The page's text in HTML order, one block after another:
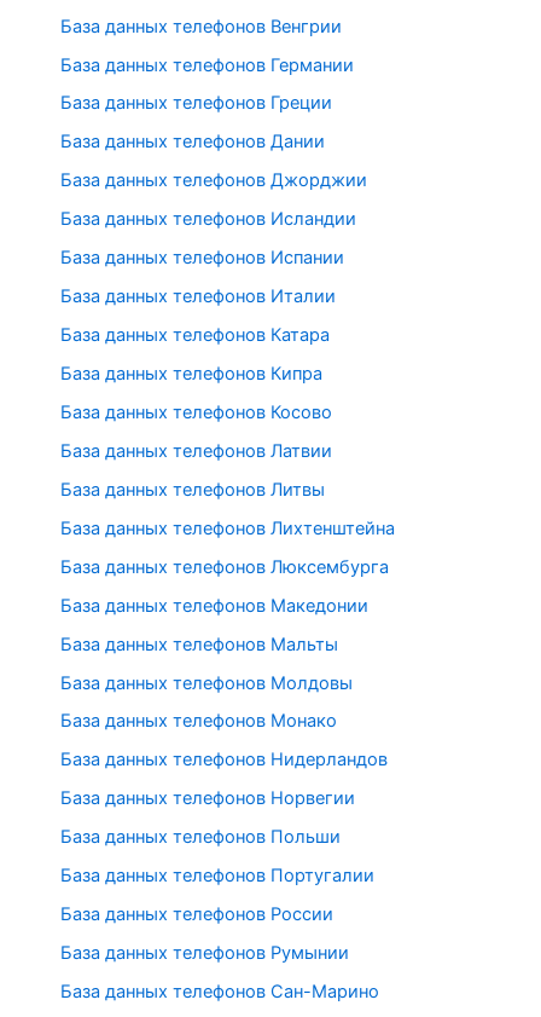
База данных телефонов Венгрии
База данных телефонов Германии
База данных телефонов Греции
База данных телефонов Дании
База данных телефонов Джорджии
База данных телефонов Исландии
База данных телефонов Испании
База данных телефонов Италии
База данных телефонов Катара
База данных телефонов Кипра
База данных телефонов Косово
База данных телефонов Латвии
База данных телефонов Литвы
База данных телефонов Лихтенштейна
База данных телефонов Люксембурга
База данных телефонов Македонии
База данных телефонов Мальты
База данных телефонов Молдовы
База данных телефонов Монако
База данных телефонов Нидерландов
База данных телефонов Норвегии
База данных телефонов Польши
База данных телефонов Португалии
База данных телефонов России
База данных телефонов Румынии
База данных телефонов Сан-Марино